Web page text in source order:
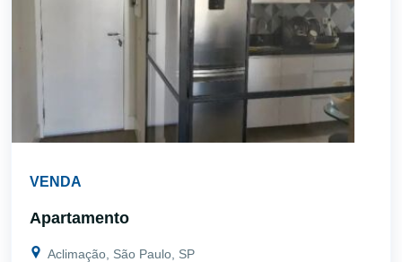
VENDA
Apartamento
Aclimação, São Paulo, SP